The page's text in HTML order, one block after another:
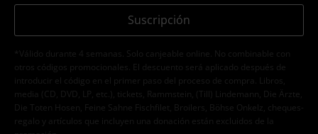
Suscripción
*Válido durante 4 semanas. Solo canjeable online. No combinable con
otros códigos promocionales. El descuento será aplicado después de
introducir el código en el primer paso del proceso de compra. Libros,
media (CD, DVD, LP, etc.), tickets, Rammstein, (Till) Lindemann, Die Ärzte,
Die Toten Hosen, Feine Sahne Fischfilet, Broilers, Böhse Onkelz, cheques-
regalo y artículos que incluyen una donación están excluidos de la